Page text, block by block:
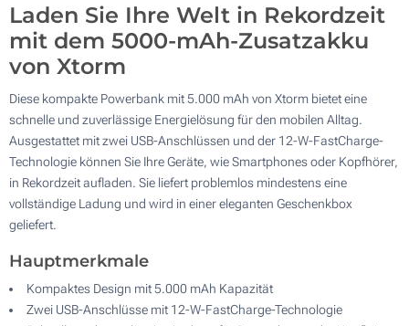
Laden Sie Ihre Welt in Rekordzeit
mit dem 5000-mAh-Zusatzakku
von Xtorm
Diese kompakte Powerbank mit 5.000 mAh von Xtorm bietet eine
schnelle und zuverlässige Energielösung für den mobilen Alltag.
Ausgestattet mit zwei USB-Anschlüssen und der 12-W-FastCharge-
Technologie können Sie Ihre Geräte, wie Smartphones oder Kopfhörer,
in Rekordzeit aufladen. Sie liefert problemlos mindestens eine
vollständige Ladung und wird in einer eleganten Geschenkbox
geliefert.
Hauptmerkmale
Kompaktes Design mit 5.000 mAh Kapazität
Zwei USB-Anschlüsse mit 12-W-FastCharge-Technologie